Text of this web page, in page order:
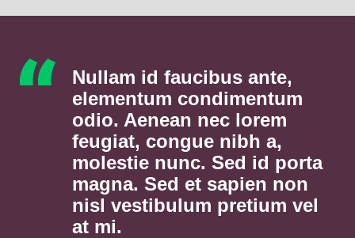
Nullam id faucibus ante,
elementum condimentum
odio. Aenean nec lorem
feugiat, congue nibh a,
molestie nunc. Sed id porta
magna. Sed et sapien non
nisl vestibulum pretium vel
at mi.